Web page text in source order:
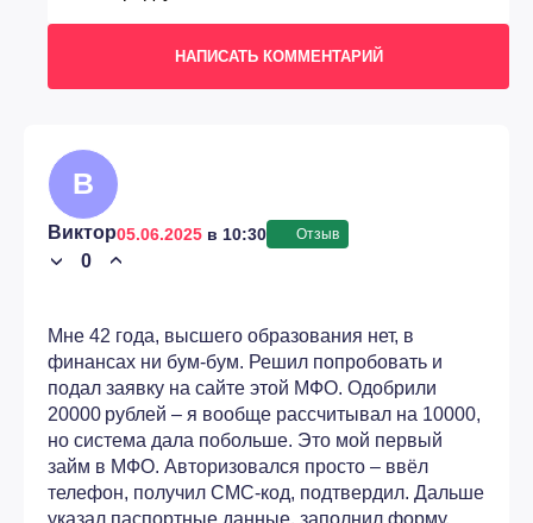
НАПИСАТЬ КОММЕНТАРИЙ
В
Виктор05.06.2025 в 10:30 Отзыв
› 0 ›
Мне 42 года, высшего образования нет, в
финансах ни бум-бум. Решил попробовать и
подал заявку на сайте этой МФО. Одобрили
20000 рублей – я вообще рассчитывал на 10000,
но система дала побольше. Это мой первый
займ в МФО. Авторизовался просто – ввёл
телефон, получил СМС‑код, подтвердил. Дальше
указал паспортные данные, заполнил форму,